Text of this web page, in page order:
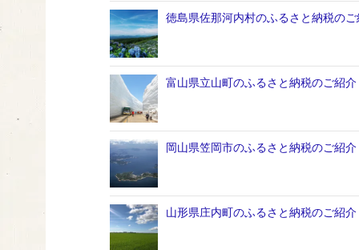
徳島県佐那河内村のふるさと納税のご
富山県立山町のふるさと納税のご紹介
岡山県笠岡市のふるさと納税のご紹介
山形県庄内町のふるさと納税のご紹介